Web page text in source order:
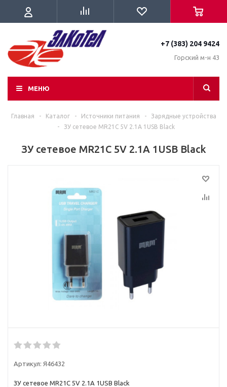
+7 (383) 204 9424
Горский м-н 43
МЕНЮ
Главная - Каталог - Источники питания -
Зарядные устройства
-
ЗУ сетевое MR21C 5V 2.1A 1USB Black
ЗУ сетевое MR21C 5V 2.1A 1USB Black
Артикул: Я46432
ЗУ сетевое MR21C 5V 2.1A 1USB Black